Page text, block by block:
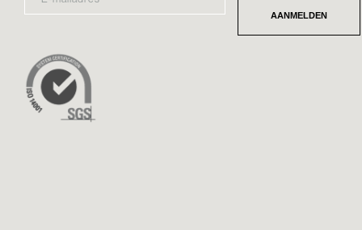
MAILADRES* AANMELDEN